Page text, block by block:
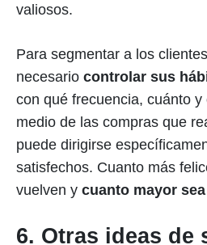
valiosos.
Para segmentar a los
necesario controlar sus
con qué frecuencia, cuánto
medio de las compras que
puede dirigirse
satisfechos. Cuanto más
vuelven y cuanto mayor
6. Otras ideas de